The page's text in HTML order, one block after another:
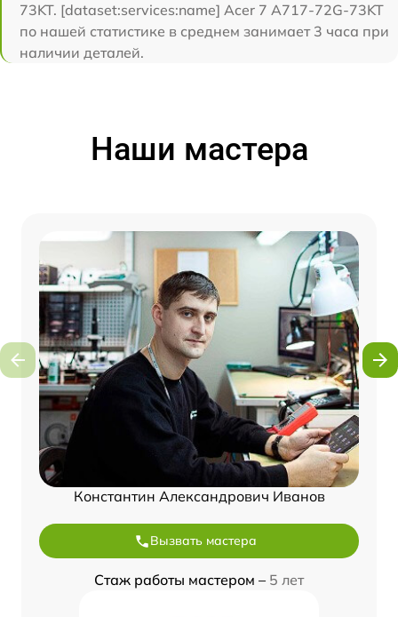
73KT. [dataset:services:name] Acer 7 A717-72G-73KT
по нашей статистике в среднем занимает 3 часа при
наличии деталей.
Наши мастера
Константин Александрович Иванов
Вызвать мастера
Стаж работы мастером – 5 лет